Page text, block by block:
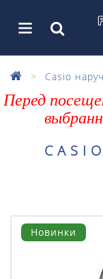
Casio
Перед
Новинки